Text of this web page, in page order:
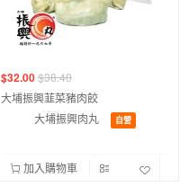
$32.00$38.40
大埔振興韮菜豬肉餃
大埔振興肉丸
自營
加入購物車